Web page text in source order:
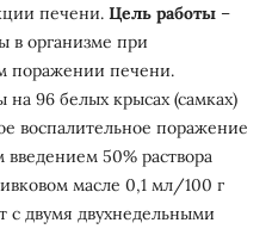
печени. Цель работы–
в организме при
поражении печени.
96 белых крысах (самках)
воспалительное поражение
50% раствора
масле 0,1 мл/100 г
с двумя двухнедельными